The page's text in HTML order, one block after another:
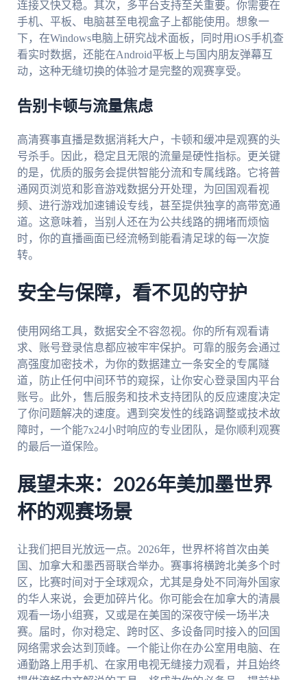
连接又快又稳。其次，多平台支持至关重要。你需要在
手机、平板、电脑甚至电视盒子上都能使用。想象一
下，在Windows电脑上研究战术面板，同时用iOS手机查
看实时数据，还能在Android平板上与国内朋友弹幕互
动，这种无缝切换的体验才是完整的观赛享受。
告别卡顿与流量焦虑
高清赛事直播是数据消耗大户，卡顿和缓冲是观赛的头
号杀手。因此，稳定且无限的流量是硬性指标。更关键
的是，优质的服务会提供智能分流和专属线路。它将普
通网页浏览和影音游戏数据分开处理，为回国观看视
频、进行游戏加速铺设专线，甚至提供独享的高带宽通
道。这意味着，当别人还在为公共线路的拥堵而烦恼
时，你的直播画面已经流畅到能看清足球的每一次旋
转。
安全与保障，看不见的守护
使用网络工具，数据安全不容忽视。你的所有观看请
求、账号登录信息都应被牢牢保护。可靠的服务会通过
高强度加密技术，为你的数据建立一条安全的专属隧
道，防止任何中间环节的窥探，让你安心登录国内平台
账号。此外，售后服务和技术支持团队的反应速度决定
了你问题解决的速度。遇到突发性的线路调整或技术故
障时，一个能7x24小时响应的专业团队，是你顺利观赛
的最后一道保险。
展望未来：2026年美加墨世界
杯的观赛场景
让我们把目光放远一点。2026年，世界杯将首次由美
国、加拿大和墨西哥联合举办。赛事将横跨北美多个时
区，比赛时间对于全球观众，尤其是身处不同海外国家
的华人来说，会更加碎片化。你可能会在加拿大的清晨
观看一场小组赛，又或是在美国的深夜守候一场半决
赛。届时，你对稳定、跨时区、多设备同时接入的回国
网络需求会达到顶峰。一个能让你在办公室用电脑、在
通勤路上用手机、在家用电视无缝接力观看，并且始终